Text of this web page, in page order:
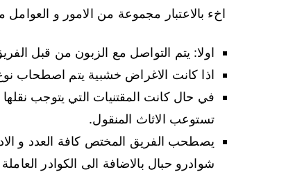
اخء بالاعتبار مجموعة من الامور و
اولا: يتم التواصل مع الزبون من قبل
اذا كانت الاغراض خشبية يتم اصطحاب
في حال كانت المقتنيات التي يتوجب
تستوعب الاثاث المنقول.
يصطحب الفريق المختص كافة العدد و
شوادرو حبال بالاضافة الى الكوادر